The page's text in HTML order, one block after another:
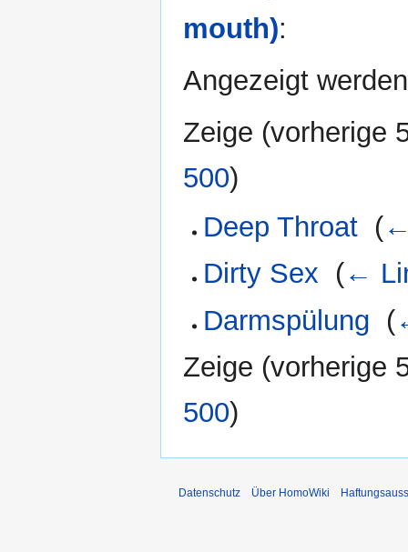
mouth):
Angezeigt
Zeige (vorherige
500)
Deep Throat (
Dirty Sex (←
Darmspülung (
Zeige (vorherige
500)
Datenschutz Über HomoWiki